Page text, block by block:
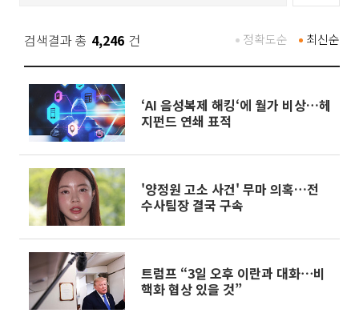
검색결과 총 4,246 건 최신순
정확도순
‘AI 음성복제 해킹‘에 월가 비상…헤
지펀드 연쇄 표적
'양정원 고소 사건' 무마 의혹…전
수사팀장 결국 구속
트럼프 “3일 오후 이란과 대화⋯비
핵화 협상 있을 것”